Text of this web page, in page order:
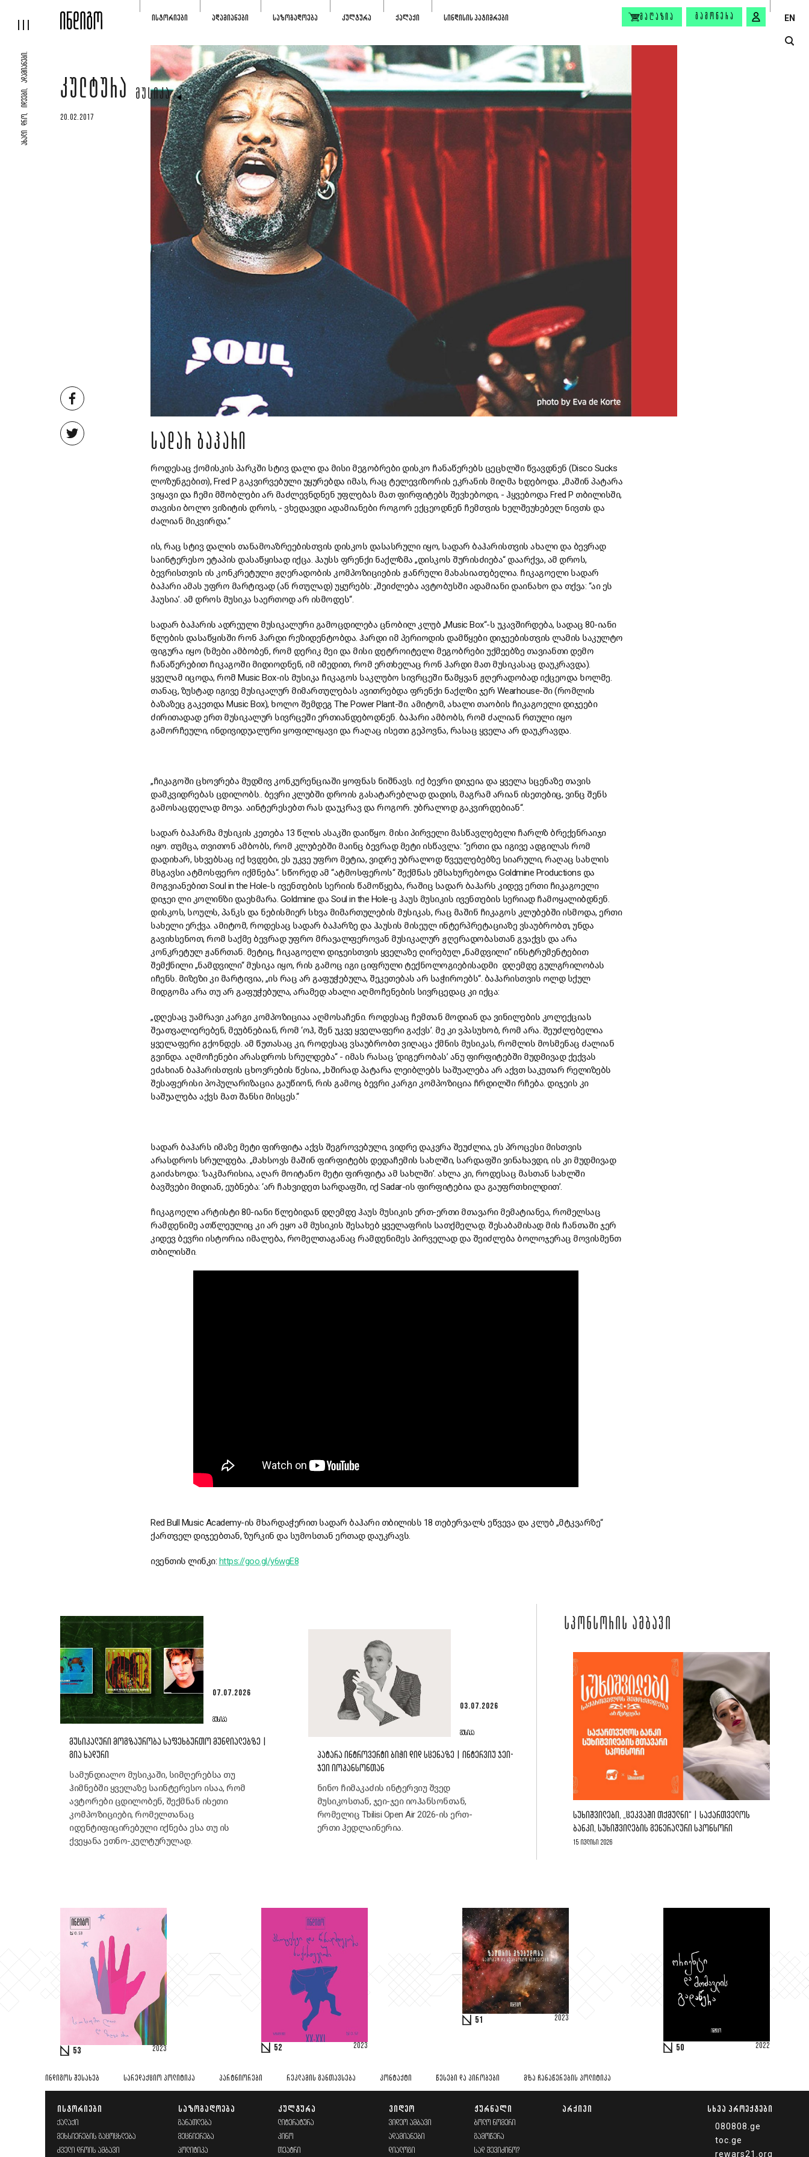
ᲐᲮᲐᲚᲘ ᲓᲠᲝ, ᲘᲓᲔᲔᲑᲘ, ᲐᲓᲐᲛᲘᲐᲜᲔᲑᲘ.
ᲘᲡᲢᲝᲠᲘᲔᲑᲘ ᲐᲓᲐᲛᲘᲐᲜᲔᲑᲘ ᲡᲐᲖᲝᲒᲐᲓᲝᲔᲑᲐ ᲙᲣᲚᲢᲣᲠᲐ ᲥᲐᲚᲐᲥᲘ ᲡᲘᲜᲓᲘᲡᲘᲡ ᲞᲐᲢᲘᲛᲠᲔᲑᲘ ᲛᲐᲦᲐᲖᲘᲐ ᲒᲐᲛᲝᲬᲔᲠᲐ EN
ᲙᲣᲚᲢᲣᲠᲐ ᲛᲣᲡᲘᲙᲐ
20.02.2017
ᲡᲐᲓᲐᲠ ᲑᲐᲰᲐᲠᲘ
როდესაც ქომისკის პარკში სტივ დალი და მისი მეგობრები დისკო ჩანაწერებს ცეცხლში წვავდნენ (Disco Sucks
ლოზუნგებით), Fred P გაკვირვებული უყურებდა იმას, რაც ტელევიზორის ეკრანის მიღმა ხდებოდა. „მაშინ პატარა
ვიყავი და ჩემი მშობლები არ მაძლევნდნენ უფლებას მათ ფირფიტებს შევხებოდი, - ჰყვებოდა Fred P თბილისში,
თავისი ბოლო ვიზიტის დროს, - ვხედავდი ადამიანები როგორ ექცეოდნენ ჩემთვის ხელშეუხებელ ნივთს და
ძალიან მიკვირდა.“
ის, რაც სტივ დალის თანამოაზრეებისთვის დისკოს დასასრული იყო, სადარ ბაჰარისთვის ახალი და ბევრად
საინტერესო ეტაპის დასაწყისად იქცა. ჰაუსს ფრენქი ნაქლზმა „დისკოს შურისძიება“ დაარქვა, ამ დროს,
ბევრისთვის ის კონკრეტული ჟღერადობის კომპოზიციების ჟანრული მახასიათებელია. ჩიკაგოელი სადარ
ბაჰარი ამას უფრო მარტივად (ან რთულად) უყურებს: „შეიძლება ავტობუსში ადამიანი დაინახო და თქვა: “აი ეს
ჰაუსია’. ამ დროს მუსიკა საერთოდ არ ისმოდეს“.
სადარ ბაჰარის ადრეული მუსიკალური გამოცდილება ცნობილ კლუბ „Music Box“-ს უკავშირდება, სადაც 80-იანი
წლების დასაწყისში რონ ჰარდი რეზიდენტობდა. ჰარდი იმ პერიოდის დამწყები დიჯეებისთვის ლამის საკულტო
ფიგურა იყო (ხმები ამბობენ, რომ დერიკ მეი და მისი დეტროიტელი მეგობრები უქმეებზე თავიანთი დემო
ჩანაწერებით ჩიკაგოში მიდიოდნენ, იმ იმედით, რომ ერთხელაც რონ ჰარდი მათ მუსიკასაც დაუკრავდა).
ყველამ იცოდა, რომ Music Box-ის მუსიკა ჩიკაგოს საკლუბო სივრცეში წამყვან ჟღერადობად იქცეოდა ხოლმე.
თანაც, ზუსტად იგივე მუსიკალურ მიმართულებას ავითრებდა ფრენქი ნაქლზი ჯერ Wearhouse-ში (რომლის
ბაზაზეც გაკეთდა Music Box), ხოლო შემდეგ The Power Plant-ში. ამიტომ, ახალი თაობის ჩიკაგოელი დიჯეები
ძირითადად ერთ მუსიკალურ სივრცეში ერთიანდებოდნენ. ბაჰარი ამბობს, რომ ძალიან რთული იყო
გამორჩეული, ინდივიდუალური ყოფილიყავი და რაღაც ისეთი გეპოვნა, რასაც ყველა არ დაუკრავდა.
„ჩიკაგოში ცხოვრება მუდმივ კონკურენციაში ყოფნას ნიშნავს. იქ ბევრი დიჯეია და ყველა სცენაზე თავის
დამკვიდრებას ცდილობს.. ბევრი კლუბში დროის გასატარებლად დადის, მაგრამ არიან ისეთებიც, ვინც შენს
გამოსაცდელად მოვა. აინტერესებთ რას დაუკრავ და როგორ. უბრალოდ გაკვირდებიან“.
სადარ ბაჰარმა მუსიკის კეთება 13 წლის ასაკში დაიწყო. მისი პირველი მასწავლებელი ჩარლზ ბრექენრაიჯი
იყო. თუმცა, თვითონ ამბობს, რომ კლუბებში მაინც ბევრად მეტი ისწავლა: “ერთი და იგივე ადგილას რომ
დადიხარ, სხვებსაც იქ ხვდები, ეს უკვე უფრო მეტია, ვიდრე უბრალოდ წვეულებებზე სიარული, რაღაც სახლის
მსგავსი ატმოსფერო იქმნება“. სწორედ ამ “ატმოსფეროს“ შექმნას ემსახურებოდა Goldmine Productions და
მოგვიანებით Soul in the Hole-ს ივენთების სერიის წამოწყება, რაშიც სადარ ბაჰარს კიდევ ერთი ჩიკაგოელი
დიჯეი ლი კოლინზი დაეხმარა. Goldmine და Soul in the Hole-ც ჰაუს მუსიკის ივენთების სერიად ჩამოყალიბდნენ.
დისკოს, სოულს, პანკს და ნებისმიერ სხვა მიმართულების მუსიკას, რაც მაშინ ჩიკაგოს კლუბებში ისმოდა, ერთი
სახელი ერქვა. ამიტომ, როდესაც სადარ ბაჰარზე და ჰაუსის მისეულ ინტერპრეტაციაზე ვსაუბრობთ, უნდა
გავიხსენოთ, რომ საქმე ბევრად უფრო მრავალფეროვან მუსიკალურ ჟღერადობასთან გვაქვს და არა
კონკრეტულ ჟანრთან. მეტიც, ჩიკაგოელი დიჯეისთვის ყველაზე ღირებულ „ნამდვილი“ ინსტრუმენტებით
შემქნილი „ნამდვილი“ მუსიკა იყო, რის გამოც იგი ციფრული ტექნოლოგიებისადმი დღემდე გულგრილობას
იჩენს. მიზეზი კი მარტივია, „ის რაც არ გაფუჭებულა, შეკეთებას არ საჭიროებს“. ბაჰარისთვის ოლდ სქულ
მიდგომა არა თუ არ გაფუჭებულა, არამედ ახალი აღმოჩენების სივრცედაც კი იქცა:
„დღესაც უამრავი კარგი კომპოზიციაა აღმოსაჩენი. როდესაც ჩემთან მოდიან და ვინილების კოლექციას
შეათვალიერებენ, მეუბნებიან, რომ ‘ოჰ, შენ უკვე ყველაფერი გაქვს’. მე კი ვპასუხობ, რომ არა. შეუძლებელია
ყველაფერი გქონდეს. ამ წუთასაც კი, როდესაც ვსაუბრობთ ვიღაცა ქმნის მუსიკას, რომლის მოსმენაც ძალიან
გვინდა. აღმოჩენები არასდროს სრულდება“ - იმას რასაც ‘დიგერობას’ ანუ ფირფიტებში მუდმივად ქექვას
ეძახიან ბაჰარისთვის ცხოვრების წესია, „ხშირად პატარა ლეიბლებს საშუალება არ აქვთ საკუთარ რელიზებს
შესაფერისი პოპულარიზაცია გაუწიონ, რის გამოც ბევრი კარგი კომპოზიცია ჩრდილში რჩება. დიჯეის კი
საშუალება აქვს მათ შანსი მისცეს.“
სადარ ბაჰარს იმაზე მეტი ფირფიტა აქვს შეგროვებული, ვიდრე დაკვრა შეუძლია, ეს პროცესი მისთვის
არასდროს სრულდება. „მახსოვს მაშინ ფირფიტებს დედაჩემის სახლში, სარდაფში ვინახავდი, ის კი მუდმივად
გაიძახოდა: ‘საკმარისია, აღარ მოიტანო მეტი ფირფიტა ამ სახლში’. ახლა კი, როდესაც მასთან სახლში
ბავშვები მიდიან, ეუბნება: ‘არ ჩახვიდეთ სარდაფში, იქ Sadar-ის ფირფიტებია და გაუფრთხილდით’.
ჩიკაგოელი არტისტი 80-იანი წლებიდან დღემდე ჰაუს მუსიკის ერთ-ერთი მთავარი მემატიანეა, რომელსაც
რამდენიმე ათწლეულიც კი არ ეყო ამ მუსიკის შესახებ ყველაფრის სათქმელად. შესაბამისად მის ჩანთაში ჯერ
კიდევ ბევრი ისტორია იმალება, რომელთაგანაც რამდენიმეს პირველად და შეიძლება ბოლოჯერაც მოვისმენთ
თბილისში.
Red Bull Music Academy-ის მხარდაჭერით სადარ ბაჰარი თბილისს 18 თებერვალს ეწვევა და კლუბ „მტკვარზე“
ქართველ დიჯეებთან, ზურკინ და სუმოსთან ერთად დაუკრავს.
ივენთის ლინკი: https://goo.gl/y6wgE8
07.07.2026
ᲛᲣᲡᲘᲙᲐ
ᲛᲣᲡᲘᲙᲐᲚᲣᲠᲘ ᲛᲝᲒᲖᲐᲣᲠᲝᲑᲐ ᲡᲐᲤᲔᲮᲑᲣᲠᲗᲝ ᲛᲣᲜᲓᲘᲐᲚᲔᲑᲖᲔ |
ᲒᲘᲐ ᲮᲐᲓᲣᲠᲘ
სამუნდიალო მუსიკაში, სიმღერებსა თუ
ჰიმნებში ყველაზე საინტერესო ისაა, რომ
ავტორები ცდილობენ, შექმნან ისეთი
კომპოზიციები, რომელთანაც
იდენტიფიცირებული იქნება ესა თუ ის
ქვეყანა ეთნო-კულტურულად.
03.07.2026
ᲛᲣᲡᲘᲙᲐ
ᲞᲐᲢᲐᲠᲐ ᲘᲜᲢᲠᲝᲕᲔᲠᲢᲘ ᲑᲘᲭᲘ ᲓᲘᲓ ᲡᲪᲔᲜᲐᲖᲔ | ᲘᲜᲢᲔᲠᲕᲘᲣ ᲯᲔᲘ-
ᲯᲔᲘ ᲘᲝᲰᲐᲜᲡᲝᲜᲗᲐᲜ
ნინო ჩიმაკაძის ინტერვიუ შვედ
მუსიკოსთან, ჯეი-ჯეი იოჰანსონთან,
რომელიც Tbilisi Open Air 2026-ის ერთ-
ერთი ჰედლაინერია.
ᲡᲞᲝᲜᲡᲝᲠᲘᲡ ᲐᲛᲑᲐᲕᲘ
ᲡᲣᲮᲘᲨᲕᲘᲚᲔᲑᲘ, „ᲪᲔᲙᲕᲐᲨᲘ ᲗᲥᲛᲣᲚᲜᲘ“ | ᲡᲐᲥᲐᲠᲗᲕᲔᲚᲝᲡ
ᲑᲐᲜᲙᲘ, ᲡᲣᲮᲘᲨᲕᲘᲚᲔᲑᲘᲡ ᲒᲔᲜᲔᲠᲐᲚᲣᲠᲘ ᲡᲞᲝᲜᲡᲝᲠᲘ
15 ივლისი 2026
53 2023 52 2023
51 2023
50 2022
ᲘᲜᲓᲘᲒᲝᲡ ᲨᲔᲡᲐᲮᲔᲑ ᲡᲐᲠᲔᲓᲐᲥᲪᲘᲝ ᲞᲝᲚᲘᲢᲘᲙᲐ ᲞᲐᲠᲢᲜᲘᲝᲠᲔᲑᲘ ᲠᲔᲙᲚᲐᲛᲘᲡ ᲒᲐᲜᲗᲐᲕᲡᲔᲑᲐ ᲙᲝᲜᲢᲐᲥᲢᲘ ᲬᲔᲡᲔᲑᲘ ᲓᲐ ᲞᲘᲠᲝᲑᲔᲑᲘ ᲛᲖᲐ ᲩᲐᲜᲐᲬᲔᲠᲔᲑᲘᲡ ᲞᲝᲚᲘᲢᲘᲙᲐ
ᲘᲡᲢᲝᲠᲘᲔᲑᲘ
ᲥᲐᲚᲐᲥᲘ
ᲛᲔᲮᲡᲘᲔᲠᲔᲑᲘᲡ ᲒᲐᲪᲝᲪᲮᲚᲔᲑᲐ
ᲫᲕᲔᲚᲘ ᲓᲠᲝᲘᲡ ᲐᲛᲑᲐᲕᲘ
ᲡᲐᲖᲝᲒᲐᲓᲝᲔᲑᲐ
ᲒᲐᲜᲐᲗᲚᲔᲑᲐ
ᲛᲔᲪᲜᲘᲔᲠᲔᲑᲐ
ᲞᲝᲚᲘᲢᲘᲙᲐ
ᲙᲣᲚᲢᲣᲠᲐ
ᲚᲘᲢᲔᲠᲐᲢᲣᲠᲐ
ᲙᲘᲜᲝ
ᲗᲔᲐᲢᲠᲘ
ᲕᲘᲓᲔᲝ
ᲕᲘᲓᲔᲝ ᲐᲛᲑᲐᲕᲘ
ᲐᲓᲐᲛᲘᲐᲜᲔᲑᲘ
ᲓᲘᲐᲚᲝᲒᲘ
ᲟᲣᲠᲜᲐᲚᲘ
ᲑᲝᲚᲝ ᲜᲝᲛᲔᲠᲘ
ᲒᲐᲛᲝᲬᲔᲠᲐ
ᲡᲐᲓ ᲨᲔᲕᲘᲫᲘᲜᲝ?
ᲐᲠᲥᲘᲕᲘ ᲡᲮᲕᲐ ᲞᲠᲝᲔᲥᲢᲔᲑᲘ
080808.ge
toc.ge
rewars21.org